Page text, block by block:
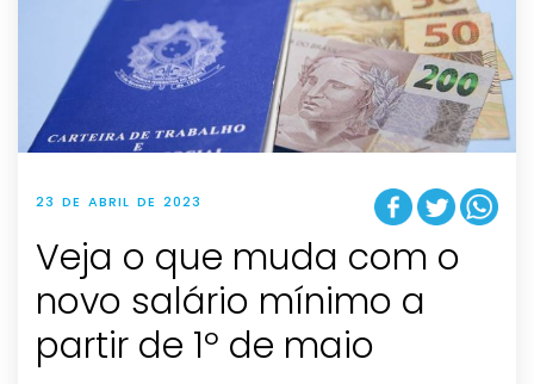
23 DE ABRIL DE 2023
Veja o que muda com o
novo salário mínimo a
partir de 1º de maio